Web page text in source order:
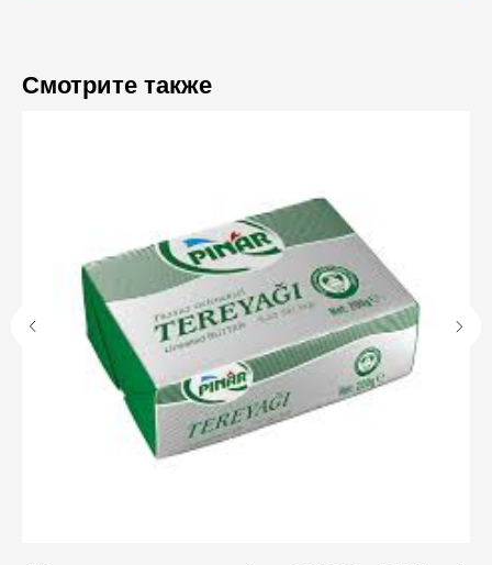
Смотрите также